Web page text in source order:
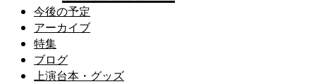
今後の予定
アーカイブ
特集
ブログ
上演台本・グッズ